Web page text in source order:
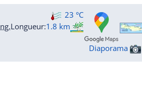
23 °C
Longueur:1.8 km
Diaporama